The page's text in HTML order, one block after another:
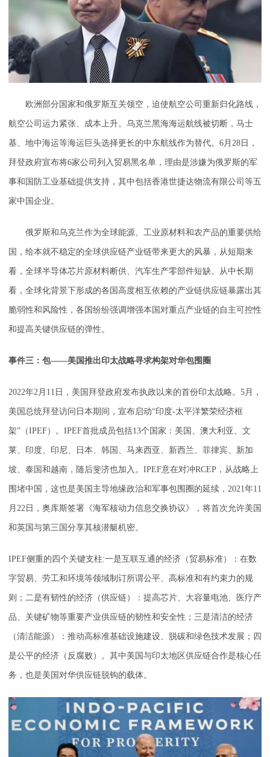
欧洲部分国家和俄罗斯互关领空，迫使航空公司重新归化路线，
航空公司运力紧张、成本上升。乌克兰黑海海运航线被切断，马士
基、地中海运等海运巨头选择更长的中东航线作为替代。6月28日，
拜登政府宣布将6家公司列入贸易黑名单，理由是涉嫌为俄罗斯的军
事和国防工业基础提供支持，其中包括香港世捷达物流有限公司等五
家中国企业。
俄罗斯和乌克兰作为全球能源、工业原材料和农产品的重要供给
国，给本就不稳定的全球供应链产业链带来更大的风暴，从短期来
看，全球半导体芯片原材料断供、汽车生产零部件短缺。从中长期
看，全球化背景下形成的各国高度相互依赖的产业链供应链暴露出其
脆弱性和风险性，各国纷纷强调增强本国对重点产业链的自主可控性
和提高关键供应链的弹性。
事件三：包——美国推出印太战略寻求构架对华包围圈
2022年2月11日，美国拜登政府发布执政以来的首份印太战略。5月，
美国总统拜登访问日本期间，宣布启动“印度-太平洋繁荣经济框
架”（IPEF）。IPEF首批成员包括13个国家：美国、澳大利亚、文
莱、印度、印尼、日本、韩国、马来西亚、新西兰、菲律宾、新加
坡、泰国和越南，随后斐济也加入。IPEF意在对冲RCEP，从战略上
围堵中国，这也是美国主导地缘政治和军事包围圈的延续，2021年11
月22日，奥库斯签署《海军核动力信息交换协议》，将首次允许美国
和英国与第三国分享其核潜艇机密。
IPEF侧重的四个关键支柱:一是互联互通的经济（贸易标准）：在数
字贸易、劳工和环境等领域制订所谓公平、高标准和有约束力的规
则；二是有韧性的经济（供应链）：提高芯片、大容量电池、医疗产
品、关键矿物等重要产业供应链的韧性和安全性；三是清洁的经济
（清洁能源）：推动高标准基础设施建设、脱碳和绿色技术发展；四
是公平的经济（反腐败）。其中美国与印太地区供应链合作是核心任
务，也是美国对华供应链脱钩的载体。